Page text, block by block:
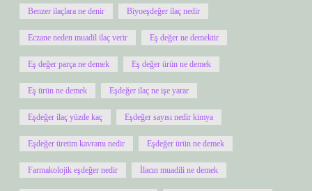
Benzer ilaçlara ne denir Biyoeşdeğer ilaç nedir
Eczane neden muadil ilaç verir Eş değer ne demektir
Eş değer parça ne demek Eş değer ürün ne demek
Eş ürün ne demek Eşdeğer ilaç ne işe yarar
Eşdeğer ilaç yüzde kaç Eşdeğer sayısı nedir kimya
Eşdeğer üretim kavramı nedir Eşdeğer ürün ne demek
Farmakolojik eşdeğer nedir İlacın muadili ne demek